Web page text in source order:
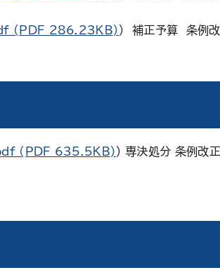
(PDF 286.23KB) ） 補正予算 条例
(PDF 635.5KB) ） 専決処分 条例改